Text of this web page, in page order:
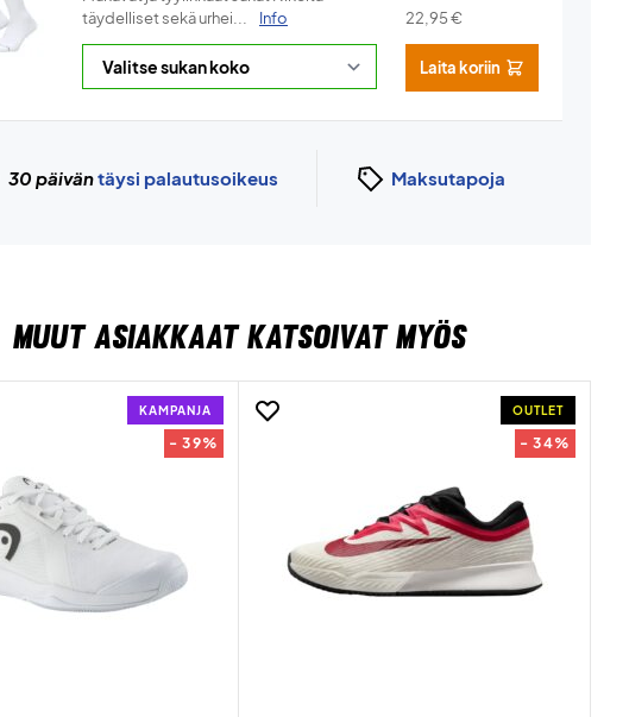
täydelliset sekä urhei...
Info 22,95€
Laita koriin
30 päiväntäysi palautusoikeus Maksutapoja
MUUT ASIAKKAAT KATSOIVAT MYÖS
KAMPANJA
- 39%
OUTLET
- 34%